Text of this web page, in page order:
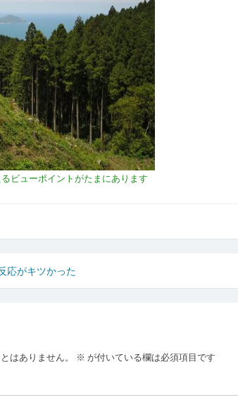
ビューポイントがたまにあります
応がキツかった
はありません。 ※ が付いている欄は必須項目です